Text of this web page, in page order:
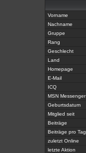
Vorname
Nachname
Gruppe
Rang
Geschlecht
Land
Homepage
E-Mail
ICQ
MSN Messenger
Geburtsdatum
Mitglied seit
Beiträge
Beiträge pro Tag
zuletzt Online
letzte Aktion